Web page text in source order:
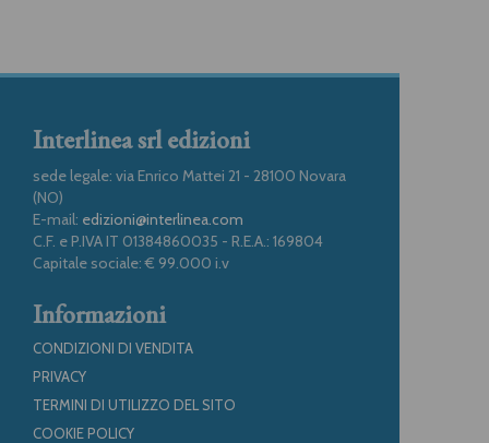
Interlinea srl edizioni
sede legale: via Enrico Mattei 21 - 28100 Novara
(NO)
E-mail: edizioni@interlinea.com
C.F. e P.IVA IT 01384860035 - R.E.A.: 169804
Capitale sociale: € 99.000 i.v
Informazioni
CONDIZIONI DI VENDITA
PRIVACY
TERMINI DI UTILIZZO DEL SITO
COOKIE POLICY